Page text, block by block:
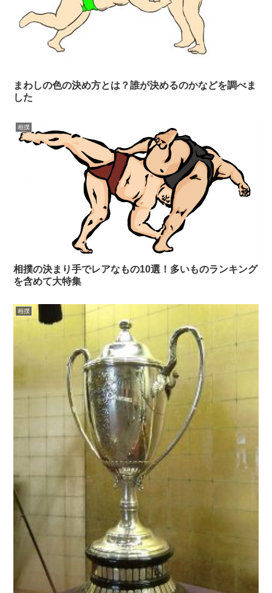
まわしの色の決め方とは？誰が決めるのかなどを調べま
した
相撲
相撲の決まり手でレアなもの10選！多いものランキング
を含めて大特集
相撲